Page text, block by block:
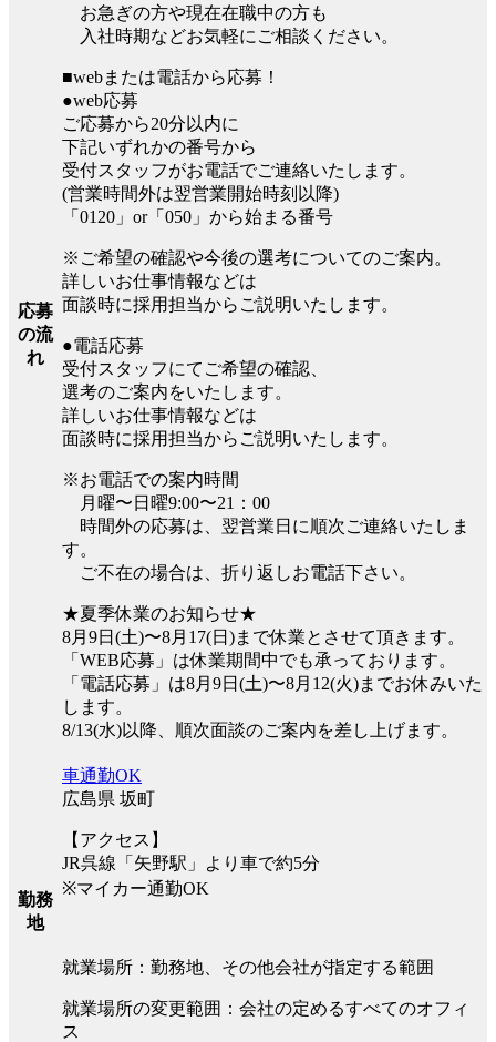
応募
の流
れ
お急ぎの方や現在在職中の方も
入社時期などお気軽にご相談ください。
■webまたは電話から応募！
●web応募
ご応募から20分以内に
下記いずれかの番号から
受付スタッフがお電話でご連絡いたします。
(営業時間外は翌営業開始時刻以降)
「0120」or「050」から始まる番号
※ご希望の確認や今後の選考についてのご案内。
詳しいお仕事情報などは
面談時に採用担当からご説明いたします。
●電話応募
受付スタッフにてご希望の確認、
選考のご案内をいたします。
詳しいお仕事情報などは
面談時に採用担当からご説明いたします。
※お電話での案内時間
月曜〜日曜9:00〜21：00
時間外の応募は、翌営業日に順次ご連絡いたしま
す。
ご不在の場合は、折り返しお電話下さい。
★夏季休業のお知らせ★
8月9日(土)〜8月17(日)まで休業とさせて頂きます。
「WEB応募」は休業期間中でも承っております。
「電話応募」は8月9日(土)〜8月12(火)までお休みいた
します。
8/13(水)以降、順次面談のご案内を差し上げます。
勤務
地
車通勤OK
広島県 坂町
【アクセス】
JR呉線「矢野駅」より車で約5分
※マイカー通勤OK
就業場所：勤務地、その他会社が指定する範囲
就業場所の変更範囲：会社の定めるすべてのオフィ
ス